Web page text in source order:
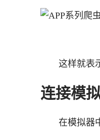
这样就表
连接模
在模拟器